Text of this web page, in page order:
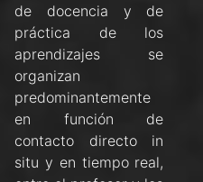
de docencia y de
práctica de los
aprendizajes se
organizan
predominantemente
en función de
contacto directo in
situ y en tiempo real,